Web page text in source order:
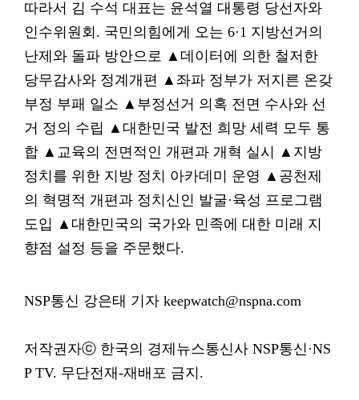
따라서 김 수석 대표는 윤석열 대통령 당선자와
인수위원회. 국민의힘에게 오는 6·1 지방선거의
난제와 돌파 방안으로 ▲데이터에 의한 철저한
당무감사와 정계개편 ▲좌파 정부가 저지른 온갖
부정 부패 일소 ▲부정선거 의혹 전면 수사와 선
거 정의 수립 ▲대한민국 발전 희망 세력 모두 통
합 ▲교육의 전면적인 개편과 개혁 실시 ▲지방
정치를 위한 지방 정치 아카데미 운영 ▲공천제
의 혁명적 개편과 정치신인 발굴·육성 프로그램
도입 ▲대한민국의 국가와 민족에 대한 미래 지
향점 설정 등을 주문했다.
NSP통신 강은태 기자 keepwatch@nspna.com
저작권자ⓒ 한국의 경제뉴스통신사 NSP통신·NS
P TV. 무단전재-재배포 금지.